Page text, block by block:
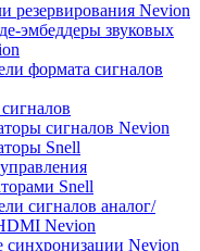
резервирования Nevion
эмбеддеры звуковых
формата сигналов
сигналов Nevion
Snell
Snell
сигналов аналог/
Nevion
синхронизации Nevion